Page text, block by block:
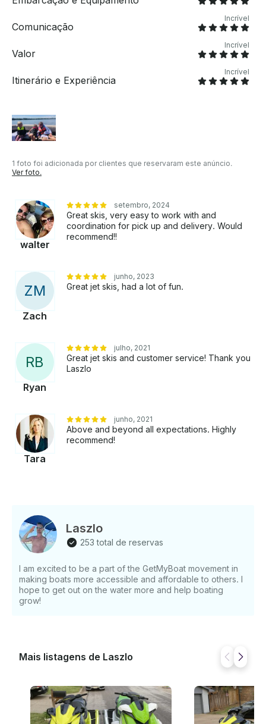
devolva-os com qualquer quantidade de combustível
aspiramos completamente os jet skis após cada uso.
pareçam novos na sua chegada . • Segurança: os jet
skis estão cheios de coletes salva-vidas que vêm em
vários tamanhos para atender a todos no barco, se
Comunicação
Incrível
Valor
Incrível
Itinerário e Experiência
Incrível
1 foto foi adicionada por clientes que reservaram este anúncio.
Ver foto.
walter
setembro, 2024
Great skis, very easy to work with and
coordination for pick up and delivery. Would
recommend!!
ZM
Zach
junho, 2023
Great jet skis, had a lot of fun.
RB
Ryan
julho, 2021
Great jet skis and customer service! Thank you
Laszlo
Tara
junho, 2021
Above and beyond all expectations. Highly
recommend!
Laszlo
253 total de reservas
I am excited to be a part of the GetMyBoat movement in
making boats more accessible and affordable to others. I
hope to get out on the water more and help boating
grow!
Mais listagens de Laszlo